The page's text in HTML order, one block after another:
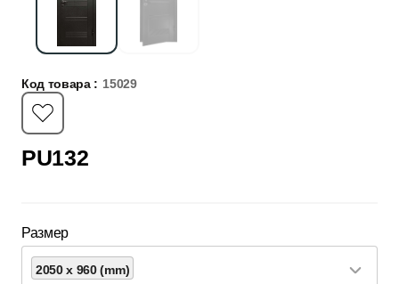
Код товара : 15029
PU132
Размер
2050 x 960 (mm)